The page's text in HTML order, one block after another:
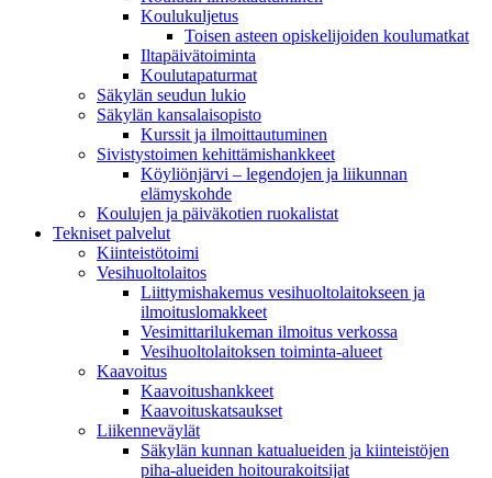
Koulukuljetus
Toisen asteen opiskelijoiden koulumatkat
Iltapäivätoiminta
Koulutapaturmat
Säkylän seudun lukio
Säkylän kansalaisopisto
Kurssit ja ilmoittautuminen
Sivistystoimen kehittämishankkeet
Köyliönjärvi – legendojen ja liikunnan
elämyskohde
Koulujen ja päiväkotien ruokalistat
Tekniset palvelut
Kiinteistötoimi
Vesihuoltolaitos
Liittymishakemus vesihuoltolaitokseen ja
ilmoituslomakkeet
Vesimittarilukeman ilmoitus verkossa
Vesihuoltolaitoksen toiminta-alueet
Kaavoitus
Kaavoitushankkeet
Kaavoituskatsaukset
Liikenneväylät
Säkylän kunnan katualueiden ja kiinteistöjen
piha-alueiden hoitourakoitsijat